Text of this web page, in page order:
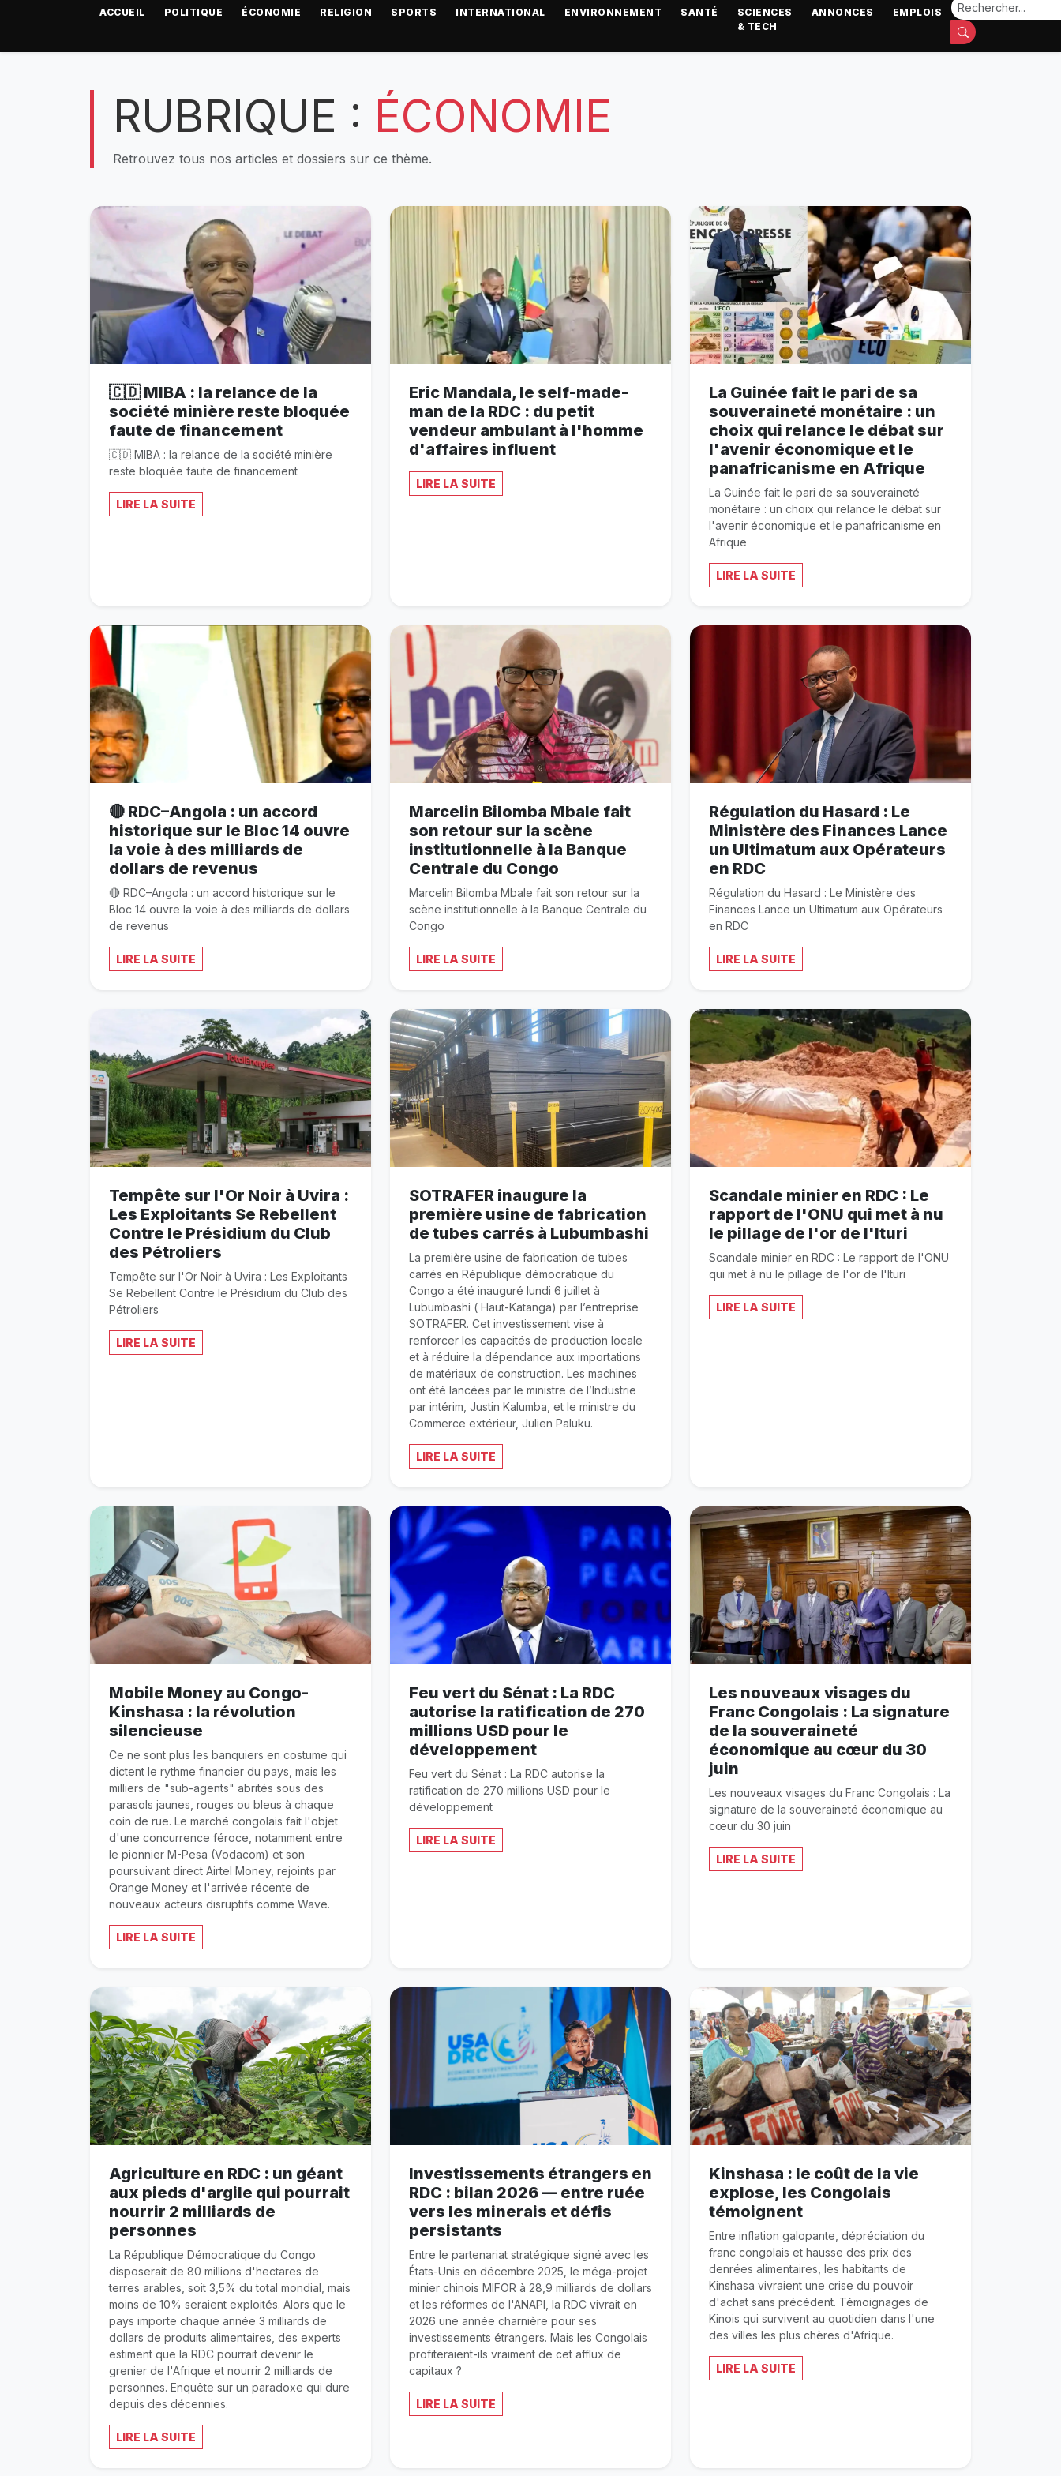
ACCUEIL POLITIQUE ÉCONOMIE RELIGION SPORTS INTERNATIONAL ENVIRONNEMENT SANTÉ
SCIENCES
& TECH
ANNONCES EMPLOIS
RUBRIQUE : ÉCONOMIE
Retrouvez tous nos articles et dossiers sur ce thème.
🇨🇩 MIBA : la relance de la
société minière reste bloquée
faute de financement
🇨🇩 MIBA : la relance de la société minière
reste bloquée faute de financement
LIRE LA SUITE
Eric Mandala, le self-made-
man de la RDC : du petit
vendeur ambulant à l'homme
d'affaires influent
LIRE LA SUITE
La Guinée fait le pari de sa
souveraineté monétaire : un
choix qui relance le débat sur
l'avenir économique et le
panafricanisme en Afrique
La Guinée fait le pari de sa souveraineté
monétaire : un choix qui relance le débat sur
l'avenir économique et le panafricanisme en
Afrique
LIRE LA SUITE
🔴 RDC–Angola : un accord
historique sur le Bloc 14 ouvre
la voie à des milliards de
dollars de revenus
🔴 RDC–Angola : un accord historique sur le
Bloc 14 ouvre la voie à des milliards de dollars
de revenus
LIRE LA SUITE
Marcelin Bilomba Mbale fait
son retour sur la scène
institutionnelle à la Banque
Centrale du Congo
Marcelin Bilomba Mbale fait son retour sur la
scène institutionnelle à la Banque Centrale du
Congo
LIRE LA SUITE
Régulation du Hasard : Le
Ministère des Finances Lance
un Ultimatum aux Opérateurs
en RDC
Régulation du Hasard : Le Ministère des
Finances Lance un Ultimatum aux Opérateurs
en RDC
LIRE LA SUITE
Tempête sur l'Or Noir à Uvira :
Les Exploitants Se Rebellent
Contre le Présidium du Club
des Pétroliers
Tempête sur l'Or Noir à Uvira : Les Exploitants
Se Rebellent Contre le Présidium du Club des
Pétroliers
LIRE LA SUITE
SOTRAFER inaugure la
première usine de fabrication
de tubes carrés à Lubumbashi
La première usine de fabrication de tubes
carrés en République démocratique du
Congo a été inauguré lundi 6 juillet à
Lubumbashi ( Haut-Katanga) par l’entreprise
SOTRAFER. Cet investissement vise à
renforcer les capacités de production locale
et à réduire la dépendance aux importations
de matériaux de construction. Les machines
ont été lancées par le ministre de l’Industrie
par intérim, Justin Kalumba, et le ministre du
Commerce extérieur, Julien Paluku.
LIRE LA SUITE
Scandale minier en RDC : Le
rapport de l'ONU qui met à nu
le pillage de l'or de l'Ituri
Scandale minier en RDC : Le rapport de l'ONU
qui met à nu le pillage de l'or de l'Ituri
LIRE LA SUITE
Mobile Money au Congo-
Kinshasa : la révolution
silencieuse
Ce ne sont plus les banquiers en costume qui
dictent le rythme financier du pays, mais les
milliers de "sub-agents" abrités sous des
parasols jaunes, rouges ou bleus à chaque
coin de rue. Le marché congolais fait l'objet
d'une concurrence féroce, notamment entre
le pionnier M-Pesa (Vodacom) et son
poursuivant direct Airtel Money, rejoints par
Orange Money et l'arrivée récente de
nouveaux acteurs disruptifs comme Wave.
LIRE LA SUITE
Feu vert du Sénat : La RDC
autorise la ratification de 270
millions USD pour le
développement
Feu vert du Sénat : La RDC autorise la
ratification de 270 millions USD pour le
développement
LIRE LA SUITE
Les nouveaux visages du
Franc Congolais : La signature
de la souveraineté
économique au cœur du 30
juin
Les nouveaux visages du Franc Congolais : La
signature de la souveraineté économique au
cœur du 30 juin
LIRE LA SUITE
Agriculture en RDC : un géant
aux pieds d'argile qui pourrait
nourrir 2 milliards de
personnes
La République Démocratique du Congo
disposerait de 80 millions d'hectares de
terres arables, soit 3,5% du total mondial, mais
moins de 10% seraient exploités. Alors que le
pays importe chaque année 3 milliards de
dollars de produits alimentaires, des experts
estiment que la RDC pourrait devenir le
grenier de l'Afrique et nourrir 2 milliards de
personnes. Enquête sur un paradoxe qui dure
depuis des décennies.
LIRE LA SUITE
Investissements étrangers en
RDC : bilan 2026 — entre ruée
vers les minerais et défis
persistants
Entre le partenariat stratégique signé avec les
États-Unis en décembre 2025, le méga-projet
minier chinois MIFOR à 28,9 milliards de dollars
et les réformes de l'ANAPI, la RDC vivrait en
2026 une année charnière pour ses
investissements étrangers. Mais les Congolais
profiteraient-ils vraiment de cet afflux de
capitaux ?
LIRE LA SUITE
Kinshasa : le coût de la vie
explose, les Congolais
témoignent
Entre inflation galopante, dépréciation du
franc congolais et hausse des prix des
denrées alimentaires, les habitants de
Kinshasa vivraient une crise du pouvoir
d'achat sans précédent. Témoignages de
Kinois qui survivent au quotidien dans l'une
des villes les plus chères d'Afrique.
LIRE LA SUITE